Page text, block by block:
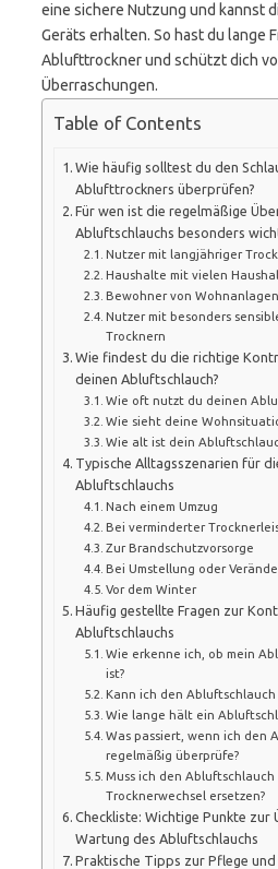
eine sichere Nutzung und kannst
Geräts erhalten. So hast du lange
Ablufttrockner und schützt dich
Überraschungen.
Table of Contents
Wie häufig solltest du den
Ablufttrockners überprüfen?
Für wen ist die regelmäßige
Abluftschlauchs besonders
Nutzer mit langjähriger
Haushalte mit vielen
Bewohner von
Nutzer mit besonders
Trocknern
Wie findest du die richtige
deinen Abluftschlauch?
Wie oft nutzt du deinen
Wie sieht deine
Wie alt ist dein
Typische Alltagsszenarien für
Abluftschlauchs
Nach einem Umzug
Bei verminderter
Zur Brandschutzvorsorge
Bei Umstellung oder
Vor dem Winter
Häufig gestellte Fragen zur
Abluftschlauchs
Wie erkenne ich, ob mein
ist?
Kann ich den Abluftschlauch
Wie lange hält ein
Was passiert, wenn ich den
regelmäßig überprüfe?
Muss ich den Abluftschlauch
Trocknerwechsel ersetzen?
Checkliste: Wichtige Punkte zur
Wartung des Abluftschlauchs
Praktische Tipps zur Pflege